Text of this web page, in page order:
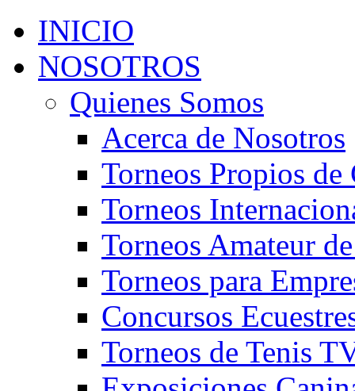
INICIO
NOSOTROS
Quienes Somos
Acerca de Nosotros
Torneos Propios
Torneos
Torneos Amateur
Torneos para
Concursos
Torneos de Tenis